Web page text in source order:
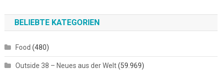
BELIEBTE KATEGORIEN
Food (480)
Outside 38 – Neues aus der Welt(59.969)